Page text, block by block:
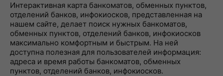
Интерактивная карта банкоматов, обменных пунктов,
отделений банков, инфокиосков, представленная на
нашем сайте, делает поиск нужных банкоматов,
обменных пунктов, отделений банков, инфокиосков
максимально комфортным и быстрым. На ней
доступна полезная для пользователей информация:
адреса и время работы банкоматов, обменных
пунктов, отделений банков, инфокиосков.